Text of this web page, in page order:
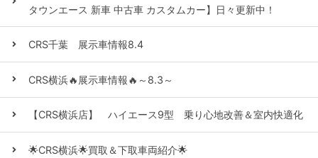
タウンエース 新車 中古車 カスタムカー】日々更新中！
CRS千葉 展示車情報8.4
CRS横浜🔥展示車情報🔥～8.3～
【CRS横浜店】 ハイエース9型 乗り心地改善＆室内快適化
🌟CRS横浜🌟買取＆下取車両紹介🌟